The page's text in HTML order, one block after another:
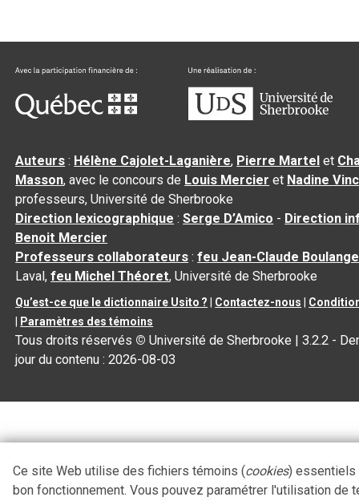
Auteurs : Hélène Cajolet-Laganière, Pierre Martel et
Masson, avec le concours de Louis Mercier et Nadine
professeurs, Université de Sherbrooke
Direction lexicographique :Serge D’Amico - Direction
Benoit Mercier
Professeurs collaborateurs :feu Jean-Claude
Laval,feu Michel Théoret, Université de Sherbrooke
Qu’est-ce que le dictionnaire Usito ? Contactez-nous
Paramètres des témoins
Tous droits réservés © Université de Sherbrooke |3.2.2 -
jour du contenu :2026-08-03
Ce site Web utilise des fichiers témoins (cookies) essentiels
bon fonctionnement. Vous pouvez paramétrer l'utilisation de